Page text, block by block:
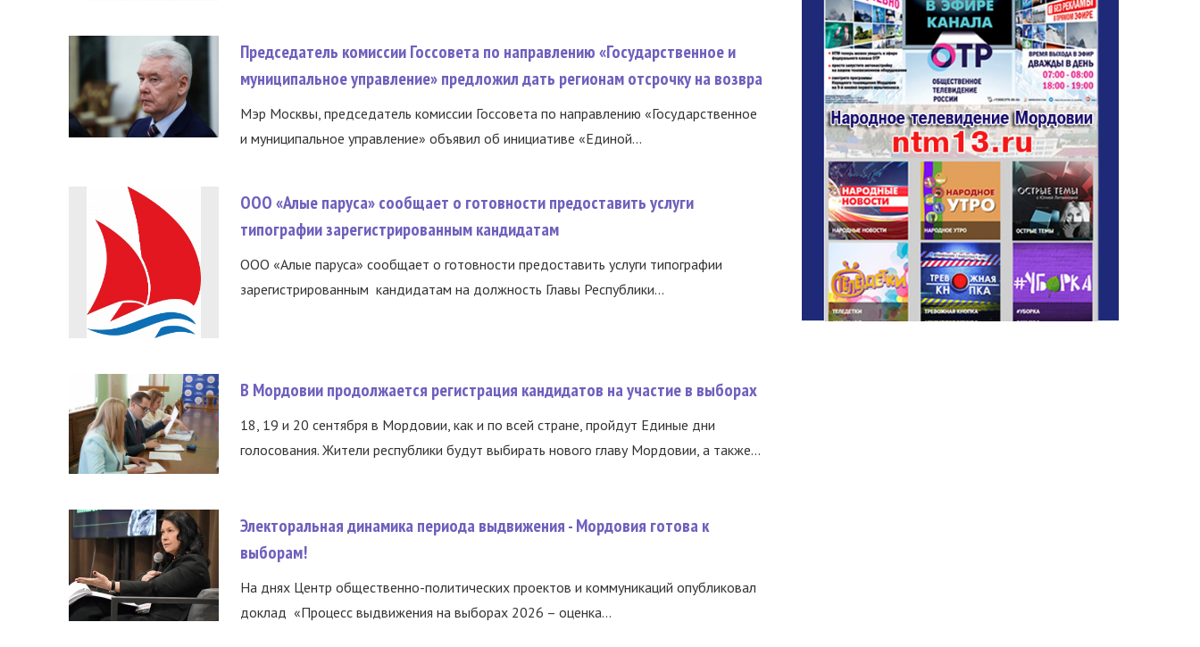
Председатель комиссии Госсовета по направлению «Государственное и
муниципальное управление» предложил дать регионам отсрочку на возвра
Мэр Москвы, председатель комиссии Госсовета по направлению «Государственное
и муниципальное управление» объявил об инициативе «Единой...
ООО «Алые паруса» сообщает о готовности предоставить услуги
типографии зарегистрированным кандидатам
ООО «Алые паруса» сообщает о готовности предоставить услуги типографии
зарегистрированным кандидатам на должность Главы Республики...
В Мордовии продолжается регистрация кандидатов на участие в выборах
18, 19 и 20 сентября в Мордовии, как и по всей стране, пройдут Единые дни
голосования. Жители республики будут выбирать нового главу Мордовии, а также...
Электоральная динамика периода выдвижения - Мордовия готова к
выборам!
На днях Центр общественно-политических проектов и коммуникаций опубликовал
доклад «Процесс выдвижения на выборах 2026 – оценка...